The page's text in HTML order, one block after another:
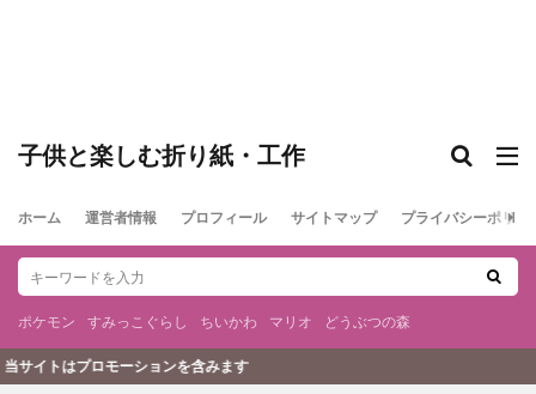
子供と楽しむ折り紙・工作
ホーム 運営者情報 プロフィール サイトマップ プライバシーポリシ
ポケモン すみっこぐらし ちいかわ マリオ どうぶつの森
を含みます